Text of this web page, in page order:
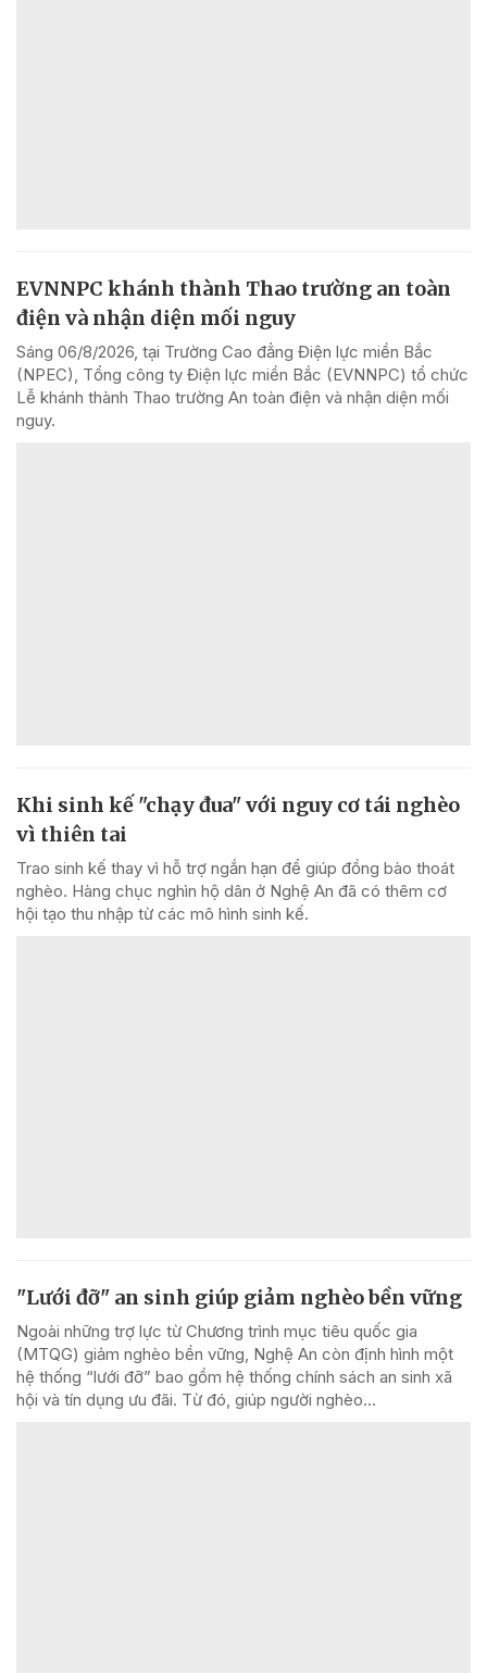
EVNNPC khánh thành Thao trường an toàn
điện và nhận diện mối nguy
Sáng 06/8/2026, tại Trường Cao đẳng Điện lực miền Bắc
(NPEC), Tổng công ty Điện lực miền Bắc (EVNNPC) tổ chức
Lễ khánh thành Thao trường An toàn điện và nhận diện mối
nguy.
Khi sinh kế "chạy đua" với nguy cơ tái nghèo
vì thiên tai
Trao sinh kế thay vì hỗ trợ ngắn hạn để giúp đồng bào thoát
nghèo. Hàng chục nghìn hộ dân ở Nghệ An đã có thêm cơ
hội tạo thu nhập từ các mô hình sinh kế.
"Lưới đỡ" an sinh giúp giảm nghèo bền vững
Ngoài những trợ lực từ Chương trình mục tiêu quốc gia
(MTQG) giảm nghèo bền vững, Nghệ An còn định hình một
hệ thống “lưới đỡ” bao gồm hệ thống chính sách an sinh xã
hội và tín dụng ưu đãi. Từ đó, giúp người nghèo...